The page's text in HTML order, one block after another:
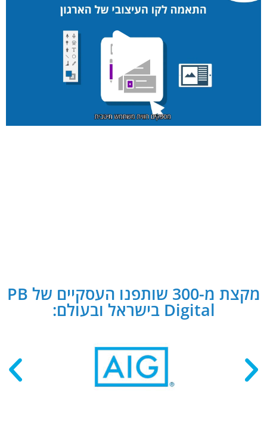
מקצת מ-300 שותפנו העסקיים של PB
Digital בישראל ובעולם: